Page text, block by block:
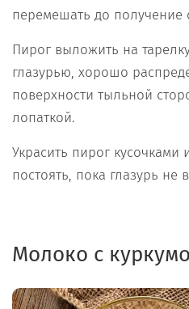
перемешать до получение
Пирог выложить на
глазурью, хорошо
поверхности тыльной
лопаткой.
Украсить пирог кусочками
постоять, пока глазурь не
Молоко с